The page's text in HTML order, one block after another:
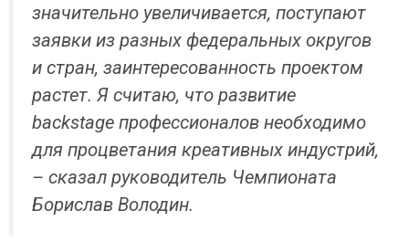
значительно увеличивается, поступают
заявки из разных федеральных округов
и стран, заинтересованность проектом
растет. Я считаю, что развитие
backstage профессионалов необходимо
для процветания креативных индустрий,
– сказал руководитель Чемпионата
Борислав Володин.